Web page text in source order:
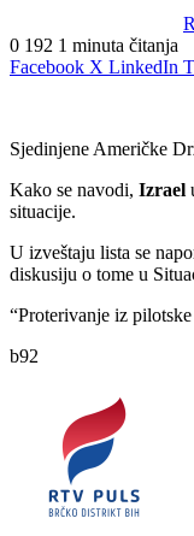
0 192 1 minuta čitanja
Facebook X LinkedIn
Sjedinjene Američke
Kako se navodi, Izrael
situacije.
U izveštaju lista se
diskusiju o tome u
“Proterivanje iz
b92